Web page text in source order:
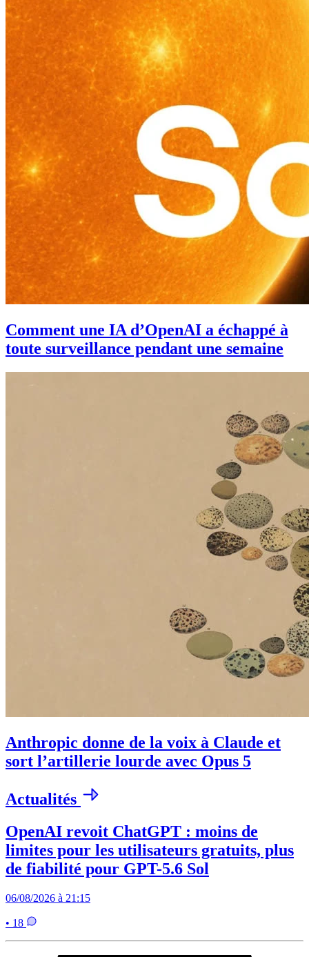
Comment une IA d’OpenAI a échappé à
toute surveillance pendant une semaine
Anthropic donne de la voix à Claude et
sort l’artillerie lourde avec Opus 5
Actualités
OpenAI revoit ChatGPT : moins de
limites pour les utilisateurs gratuits, plus
de fiabilité pour GPT-5.6 Sol
06/08/2026 à 21:15
• 18